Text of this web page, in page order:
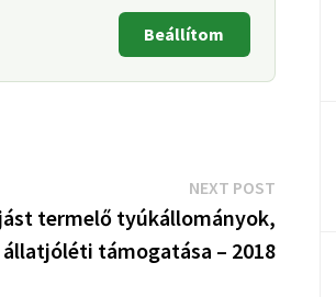
Beállítom
NEXT POSTNext
termelő tyúkállományok,
támogatása – 2018